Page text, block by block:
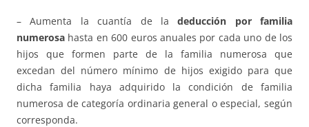
– Aumenta la cuantía de la deducción por familia
numerosa hasta en 600 euros anuales por cada uno de los
hijos que formen parte de la familia numerosa que
excedan del número mínimo de hijos exigido para que
dicha familia haya adquirido la condición de familia
numerosa de categoría ordinaria general o especial, según
corresponda.